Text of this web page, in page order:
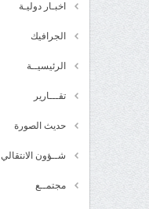
اخبـار دوليـة
الجرافيك
الرئيسيــة
تقـــارير
حديث الصورة
شــؤون الانتقالي
مجتمــع